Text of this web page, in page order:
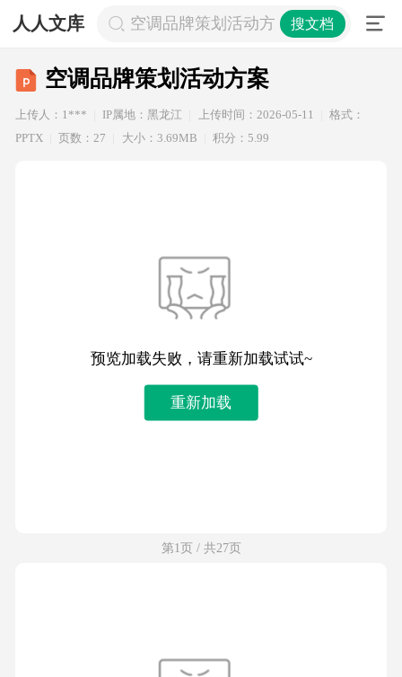
人人文库 空调品牌策划活动方案搜文档
空调品牌策划活动方案
上传人：1*** IP属地：黑龙江 上传时间：2026-05-11
格式：
PPTX
页数：27 大小：3.69MB 积分：5.99
预览加载失败，请重新加载试试~
重新加载
第1页 / 共27页